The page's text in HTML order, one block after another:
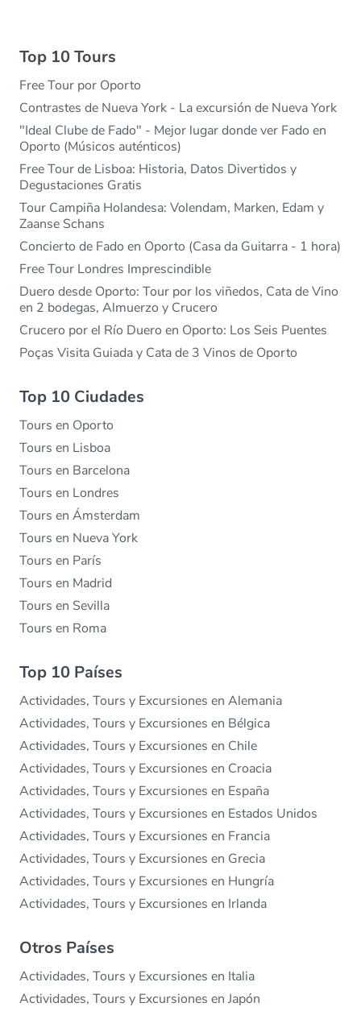
Top 10 Tours
Free Tour por Oporto
Contrastes de Nueva York - La excursión de Nueva York
"Ideal Clube de Fado" - Mejor lugar donde ver Fado en
Oporto (Músicos auténticos)
Free Tour de Lisboa: Historia, Datos Divertidos y
Degustaciones Gratis
Tour Campiña Holandesa: Volendam, Marken, Edam y
Zaanse Schans
Concierto de Fado en Oporto (Casa da Guitarra - 1 hora)
Free Tour Londres Imprescindible
Duero desde Oporto: Tour por los viñedos, Cata de Vino
en 2 bodegas, Almuerzo y Crucero
Crucero por el Río Duero en Oporto: Los Seis Puentes
Poças Visita Guiada y Cata de 3 Vinos de Oporto
Top 10 Ciudades
Tours en Oporto
Tours en Lisboa
Tours en Barcelona
Tours en Londres
Tours en Ámsterdam
Tours en Nueva York
Tours en París
Tours en Madrid
Tours en Sevilla
Tours en Roma
Top 10 Países
Actividades, Tours y Excursiones en Alemania
Actividades, Tours y Excursiones en Bélgica
Actividades, Tours y Excursiones en Chile
Actividades, Tours y Excursiones en Croacia
Actividades, Tours y Excursiones en España
Actividades, Tours y Excursiones en Estados Unidos
Actividades, Tours y Excursiones en Francia
Actividades, Tours y Excursiones en Grecia
Actividades, Tours y Excursiones en Hungría
Actividades, Tours y Excursiones en Irlanda
Otros Países
Actividades, Tours y Excursiones en Italia
Actividades, Tours y Excursiones en Japón